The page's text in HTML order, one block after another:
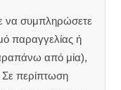
να συμπληρώσετε
παραγγελίας ή
από μία),
περίπτωση